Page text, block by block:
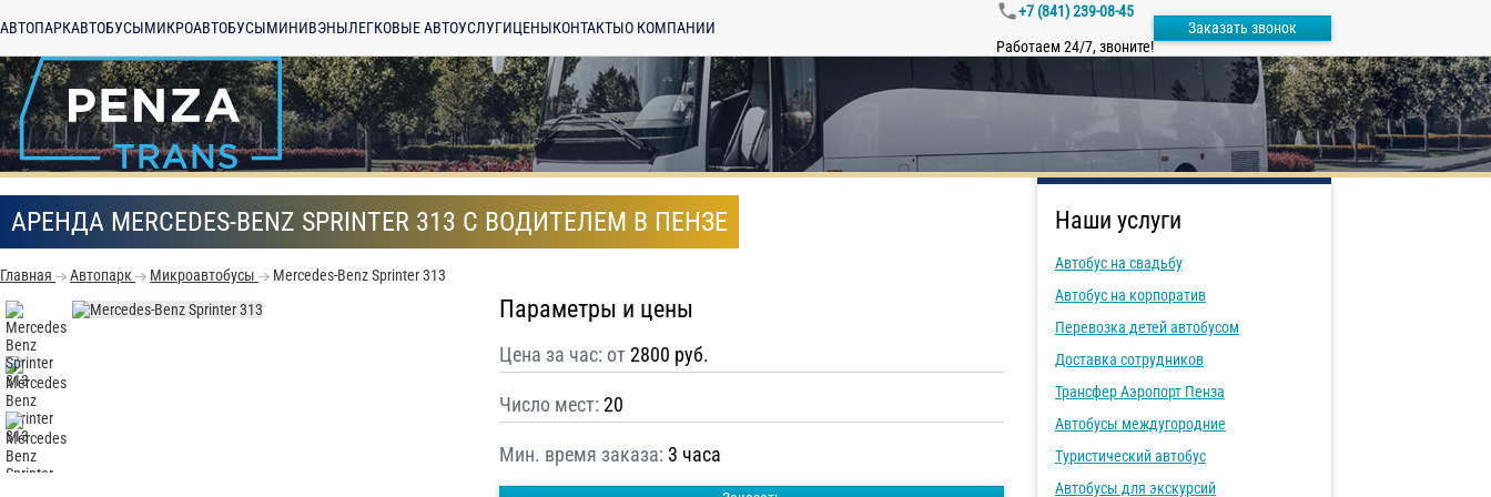
АВТОПАРКАВТОБУСЫМИКРОАВТОБУСЫМИНИВЭНЫЛЕГКОВЫЕ АВТОУСЛУГИЦЕНЫКОНТАКТЫО КОМПАНИИ
+7 (841) 239-08-45
Работаем 24/7, звоните!
Заказать звонок
АРЕНДА MERCEDES-BENZ SPRINTER 313 С ВОДИТЕЛЕМ В ПЕНЗЕ
Главная Автопарк Микроавтобусы Mercedes-Benz Sprinter 313
Параметры и цены
Цена за час: от2800 руб.
Число мест: 20
Мин. время заказа: 3 часа
Наши услуги
Автобус на свадьбу
Автобус на корпоратив
Перевозка детей автобусом
Доставка сотрудников
Трансфер Аэропорт Пенза
Автобусы междугородние
Туристический автобус
Автобусы для экскурсий
Политикой конфиденциальностиознакомлен(а), даю